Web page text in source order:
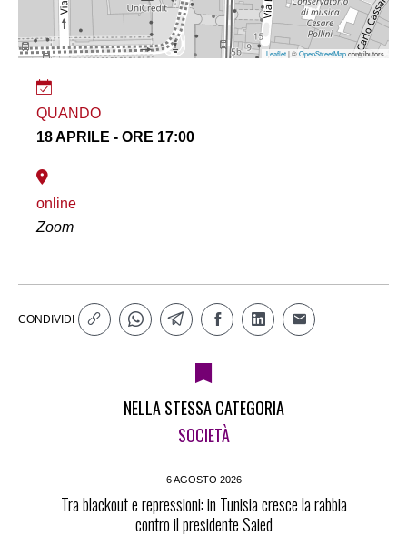
Leaflet| ©OpenStreetMapcontributors
QUANDO
18 APRILE - ORE 17:00
online
Zoom
CONDIVIDI
NELLA STESSA CATEGORIA
SOCIETÀ
6 AGOSTO 2026
Tra blackout e repressioni: in Tunisia cresce la rabbia
contro il presidente Saied